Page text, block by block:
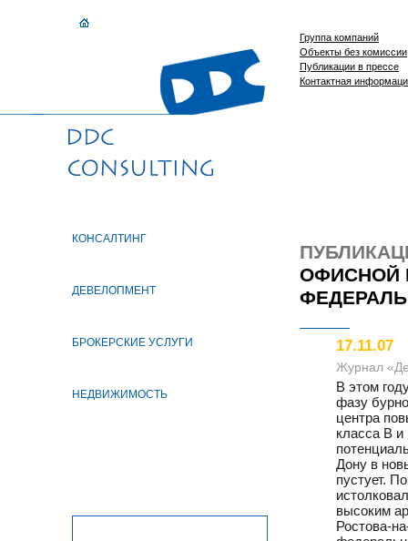
КОНСАЛТИНГ
ДЕВЕЛОПМЕНТ
БРОКЕРСКИЕ УСЛУГИ
НЕДВИЖИМОСТЬ
Группа компаний
Объекты без комиссии
Публикации в прессе
Контактная
ОФИСНОЙ
17.11.07
Журнал
В этом
фазу
центра
класса В и
Дону в
пустует.
высоким
Ростова-